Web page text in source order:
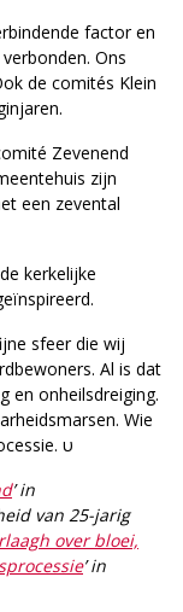
factor en
Ons
de comités Klein
Zevenend
zijn
een zevental
kerkelijke
sfeer die wij
Al is dat
en onheilsdreiging.
Wie
υ
’ in
van 25-jarig
over bloei,
’ in